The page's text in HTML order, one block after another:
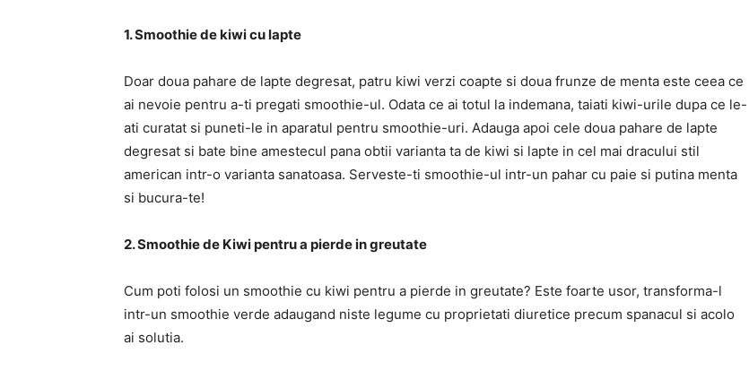
1. Smoothie de kiwi cu lapte
Doar doua pahare de lapte degresat, patru kiwi verzi coapte si doua frunze de menta este ceea ce
ai nevoie pentru a-ti pregati smoothie-ul. Odata ce ai totul la indemana, taiati kiwi-urile dupa ce le-
ati curatat si puneti-le in aparatul pentru smoothie-uri. Adauga apoi cele doua pahare de lapte
degresat si bate bine amestecul pana obtii varianta ta de kiwi si lapte in cel mai dracului stil
american intr-o varianta sanatoasa. Serveste-ti smoothie-ul intr-un pahar cu paie si putina menta
si bucura-te!
2. Smoothie de Kiwi pentru a pierde in greutate
Cum poti folosi un smoothie cu kiwi pentru a pierde in greutate? Este foarte usor, transforma-l
intr-un smoothie verde adaugand niste legume cu proprietati diuretice precum spanacul si acolo
ai solutia.